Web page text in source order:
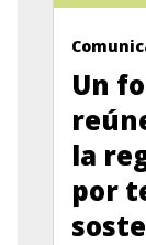
Un
la
por